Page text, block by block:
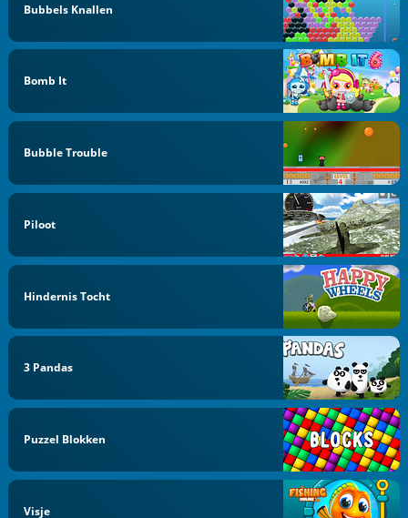
Bubbels Knallen
Bomb It
Bubble Trouble
Piloot
Hindernis Tocht
3 Pandas
Puzzel Blokken
Visje